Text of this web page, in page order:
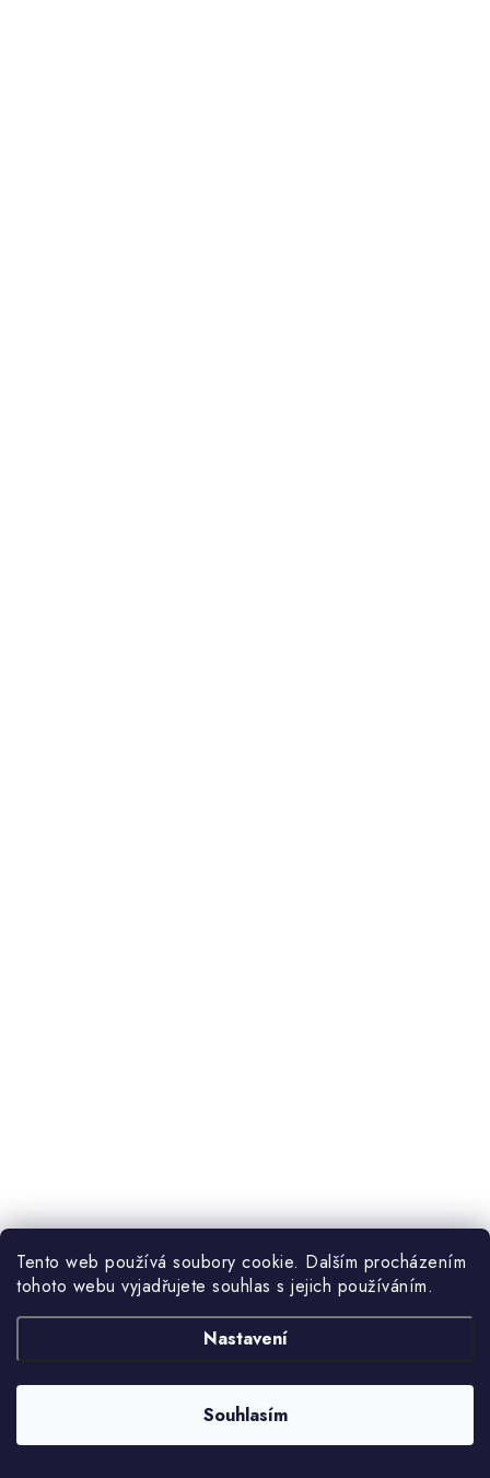
Tento web používá soubory cookie. Dalším procházením
tohoto webu vyjadřujete souhlas s jejich používáním.
Nastavení
Souhlasím